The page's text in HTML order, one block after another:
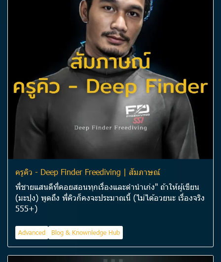
ครูคิว - Deep Finder Freediving | สัมภาษณ์
พี่ชายแสนดีที่คอยสอนทุกเรื่องและดำนำเก่ง" ถ้าให้ผู้เขียน
(มะปุง) พูดถึง พี่คิวก็คงจะประมาณนี้ (ไม่ได้อวยนะ เรื่องจริง
555+)
Advanced Blog & Knownledge Hub